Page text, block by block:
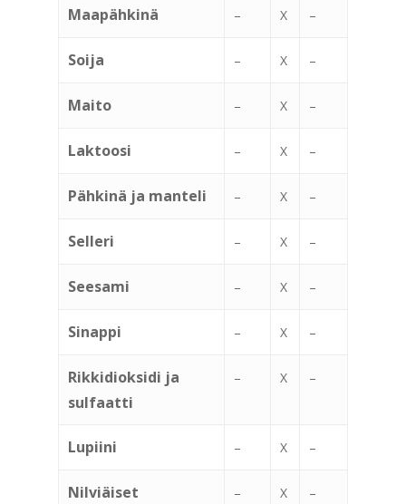
Maapähkinä – X –
Soija – X –
Maito – X –
Laktoosi – X –
Pähkinä ja manteli – X –
Selleri – X –
Seesami – X –
Sinappi – X –
Rikkidioksidi ja
sulfaatti
– X –
Lupiini – X –
Nilviäiset – X –